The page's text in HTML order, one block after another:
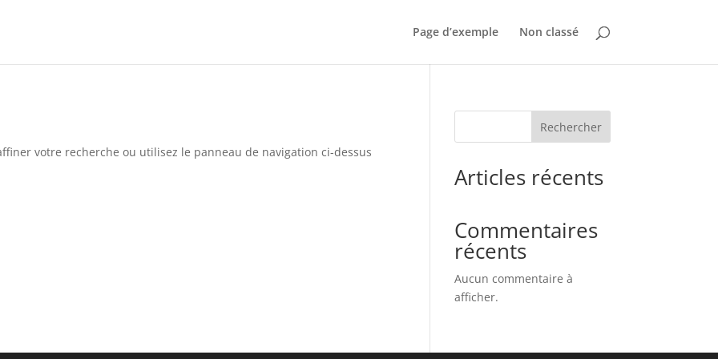
Page d’exemple Non classé
votre recherche ou utilisez le panneau de navigation ci-dessus
Rechercher
Articles récents
Commentaires
récents
Aucun commentaire à
afficher.